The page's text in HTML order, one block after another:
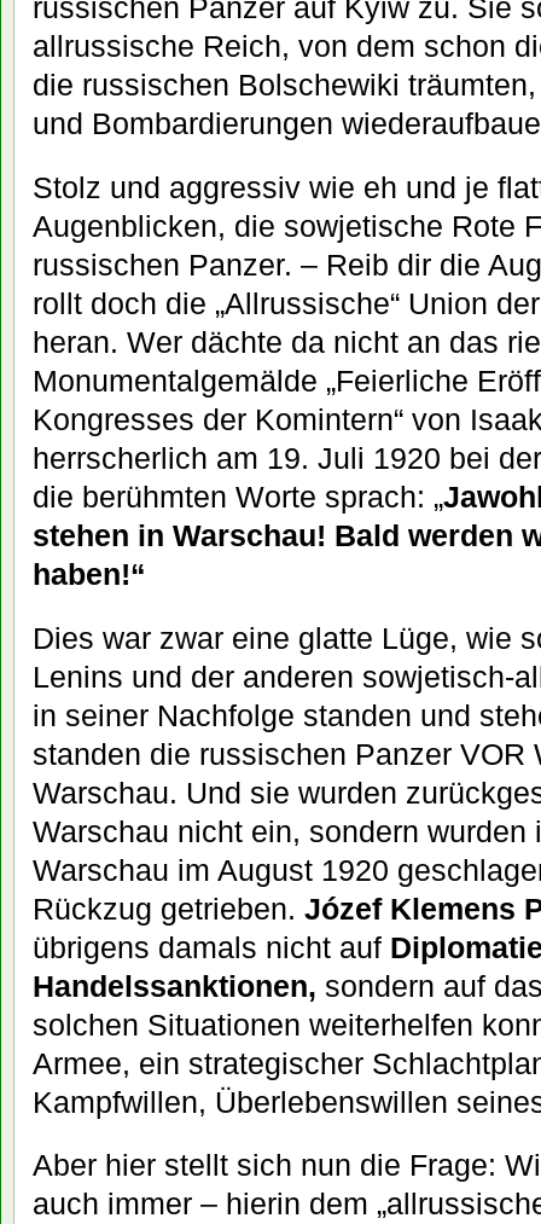
russischen Panzer auf Kyiw zu. Sie
allrussische Reich, von dem schon
die russischen Bolschewiki
und Bombardierungen
Stolz und aggressiv wie eh und je
Augenblicken, die sowjetische Rote
russischen Panzer. – Reib dir die
rollt doch die „Allrussische“ Union
heran. Wer dächte da nicht an das
Monumentalgemälde „Feierliche
Kongresses der Komintern“ von
herrscherlich am 19. Juli 1920 bei
die berühmten Worte sprach: „
stehen in Warschau! Bald werden
haben!“
Dies war zwar eine glatte Lüge, wie
Lenins und der anderen sowjetisch-
in seiner Nachfolge standen und
standen die russischen Panzer VOR
Warschau. Und sie wurden
Warschau nicht ein, sondern wurden
Warschau im August 1920
Rückzug getrieben. Józef Klemens
übrigens damals nicht auf
Handelssanktionen, sondern auf
solchen Situationen weiterhelfen
Armee, ein strategischer
Kampfwillen, Überlebenswillen
Aber hier stellt sich nun die Frage:
auch immer – hierin dem